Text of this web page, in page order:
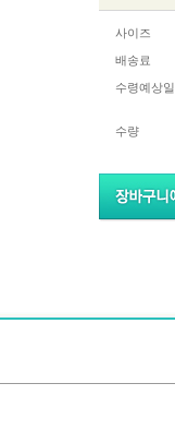
사이즈
배송료
수령예상일
수량